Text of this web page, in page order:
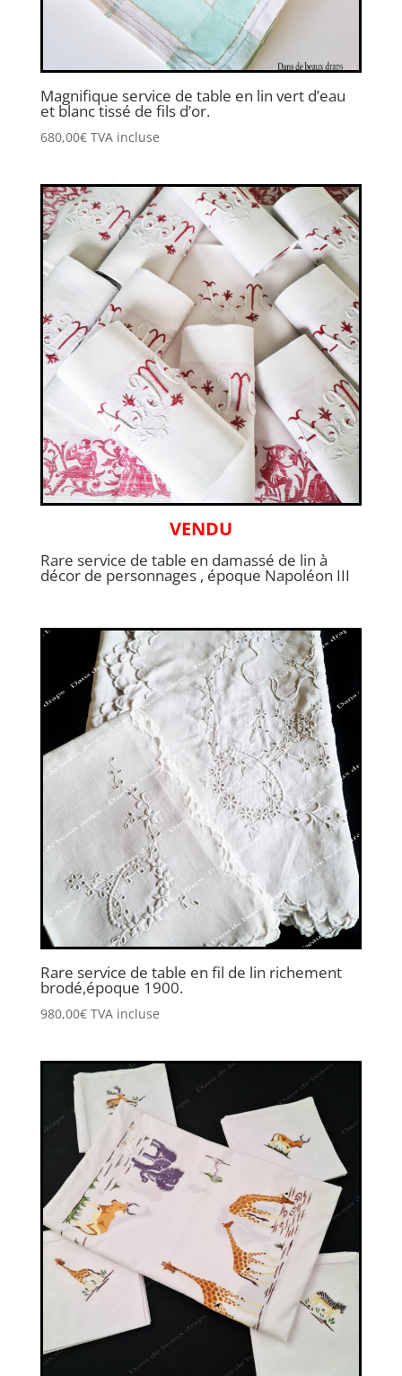
Magnifique service de table en lin vert d’eau
et blanc tissé de fils d’or.
680,00€ TVA incluse
VENDU
Rare service de table en damassé de lin à
décor de personnages , époque Napoléon III
Rare service de table en fil de lin richement
brodé,époque 1900.
980,00€ TVA incluse